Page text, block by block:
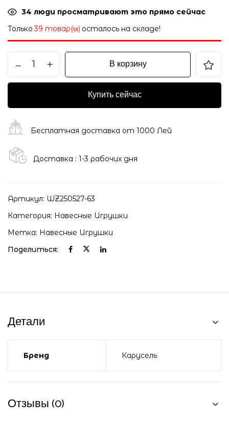
34 люди просматривают это прямо сейчас
Только 39 товар(ы) осталось на складе!
В корзину
Купить сейчас
Бесплатная доставка от 1000 Лей
Доставка : 1-3 рабочих дня
Артикул: WZ250527-63
Категория: Навесные Игрушки
Метка: Навесные Игрушки
Поделиться:
Детали
Бренд Карусель
Отзывы (0)